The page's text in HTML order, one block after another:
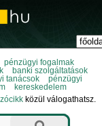
pénzügyi fogalmak
banki szolgáltatások
tanácsok
pénzügyi
kereskedelem
közül válogathatsz.